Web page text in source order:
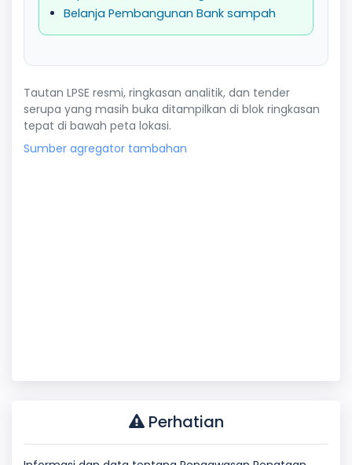
Belanja Pembangunan Bank sampah
Tautan LPSE resmi, ringkasan analitik, dan tender
serupa yang masih buka ditampilkan di blok ringkasan
tepat di bawah peta lokasi.
Sumber agregator tambahan
Perhatian